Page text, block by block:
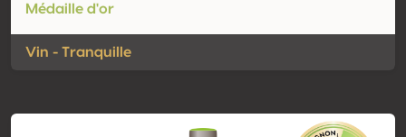
Médaille d'or
Vin - Tranquille